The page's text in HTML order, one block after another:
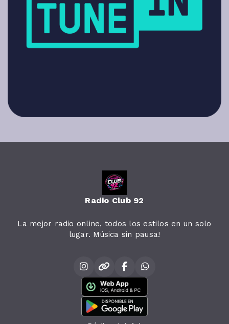
Radio Club 92
La mejor radio online, todos los estilos en un solo
lugar. Música sin pausa!